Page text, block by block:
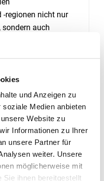
und Anzeigen zu
Medien anbieten
Website zu
Informationen zu Ihrer
unsere Partner für
weiter. Unsere
möglicherweise mit
Sie ihnen bereitgestellt
-regionen nicht nur
auch